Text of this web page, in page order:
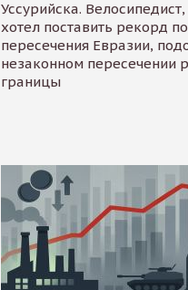
Уссурийска.
хотел поставить рекорд
пересечения Евразии,
незаконном пересечении
границы